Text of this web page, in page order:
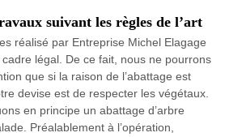
suivant les règles de l’art
réalisé par Entreprise Michel Elagage
légal. De ce fait, nous ne pourrons
que si la raison de l’abattage est
devise est de respecter les végétaux.
en principe un abattage d’arbre
Préalablement à l’opération,